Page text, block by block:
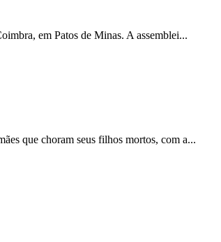
em Patos de Minas. A assemblei...
que choram seus filhos mortos, com a...